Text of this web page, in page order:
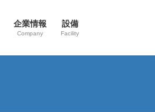
企業情報
Company
設備
Facility